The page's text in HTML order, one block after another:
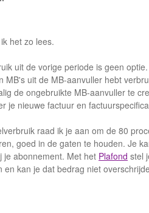
het zo lees.
uit de vorige periode is geen
MB's uit de MB-aanvuller hebt
de ongebruikte MB-aanvuller te
je nieuwe factuur en
raad ik je aan om de 80
goed in de gaten te houden. Je
je abonnement. Met het Plafond stel
kan je dat bedrag niet